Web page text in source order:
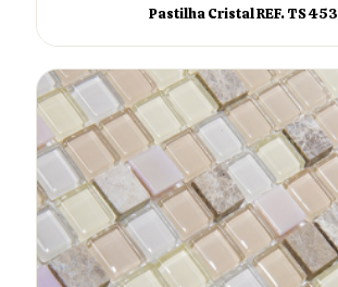
Pastilha Cristal REF. TS 453